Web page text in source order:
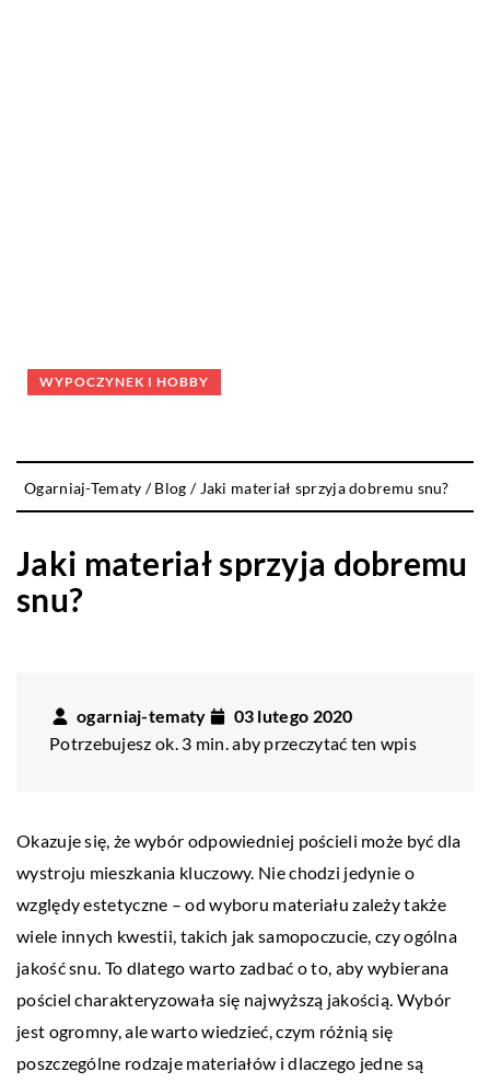
WYPOCZYNEK I HOBBY
Ogarniaj-Tematy /Blog /Jaki materiał sprzyja dobremu snu?
Jaki materiał sprzyja dobremu
snu?
ogarniaj-tematy
03 lutego 2020
Potrzebujesz ok. 3 min. aby przeczytać ten wpis
Okazuje się, że wybór odpowiedniej pościeli może być dla
wystroju mieszkania kluczowy. Nie chodzi jedynie o
względy estetyczne – od wyboru materiału zależy także
wiele innych kwestii, takich jak samopoczucie, czy ogólna
jakość snu. To dlatego warto zadbać o to, aby wybierana
pościel charakteryzowała się najwyższą jakością. Wybór
jest ogromny, ale warto wiedzieć, czym różnią się
poszczególne rodzaje materiałów i dlaczego jedne są